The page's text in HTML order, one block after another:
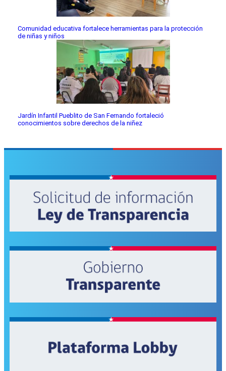
Comunidad educativa fortalece herramientas para la protección
de niñas y niños
Jardín Infantil Pueblito de San Fernando fortaleció
conocimientos sobre derechos de la niñez